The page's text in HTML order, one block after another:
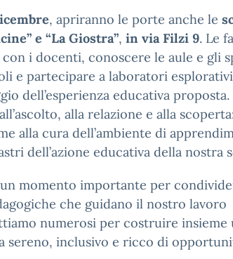
, apriranno le porte anche le
e “La Giostra”, in via Filzi 9. Le
i docenti, conoscere le aule e gli
e partecipare a laboratori
dell’esperienza educativa proposta.
alla relazione e alla
alla cura dell’ambiente di
dell’azione educativa della nostra
momento importante per
che guidano il nostro lavoro
numerosi per costruire insieme
sereno, inclusivo e ricco di